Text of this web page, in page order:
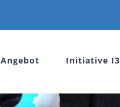
Angebot Initiative I3